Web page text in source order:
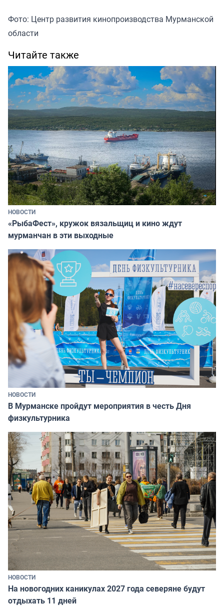
Фото: Центр развития кинопроизводства Мурманской
области
Читайте также
НОВОСТИ
«РыбаФест», кружок вязальщиц и кино ждут
мурманчан в эти выходные
НОВОСТИ
В Мурманске пройдут мероприятия в честь Дня
физкультурника
НОВОСТИ
На новогодних каникулах 2027 года северяне будут
отдыхать 11 дней